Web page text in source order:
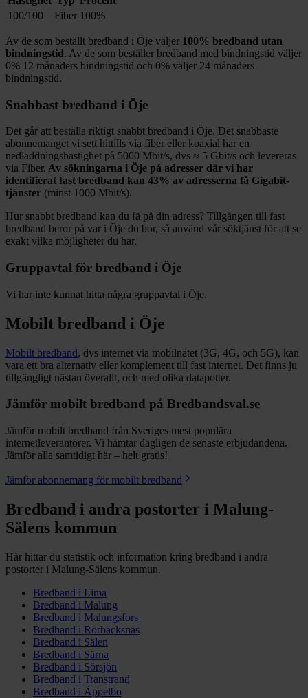
100/100
Fiber 100%
Av de som beställt bredband i Öje väljer 100% bredband utan
bindningstid. Av de som beställer bredband med bindningstid väljer
0% 12 månaders bindningstid och 0% väljer 24 månaders
bindningstid.
Snabbast bredband i Öje
Det går att beställa riktigt snabbt bredband i Öje. Det snabbaste
abonnemanget vi sett hittills via fiber eller koaxial har en
nedladdningshastighet på 5000 Mbit/s, dvs ≈ 5 Gbit/s och levereras
via Fiber. Av sökningarna i Öje på adresser där vi har
identifierat fast bredband kan 43% av adresserna få Gigabit-
tjänster (minst 1000 Mbit/s).
Hur snabbt bredband kan du få på din adress? Tillgången till fast
bredband beror på var i Öje du bor, så använd vår söktjänst för att se
exakt vilka möjligheter du har.
Gruppavtal för bredband i Öje
Vi har inte kunnat hitta några gruppavtal i Öje.
Mobilt bredband i Öje
Mobilt bredband, dvs internet via mobilnätet (3G, 4G, och 5G), kan
vara ett bra alternativ eller komplement till fast internet. Det finns ju
tillgängligt nästan överallt, och med olika datapotter.
Jämför mobilt bredband på Bredbandsval.se
Jämför mobilt bredband från Sveriges mest populära
internetleverantörer. Vi hämtar dagligen de senaste erbjudandena.
Jämför alla samtidigt här – helt gratis!
Jämför abonnemang för mobilt bredband
Bredband i andra postorter i Malung-
Sälens kommun
Här hittar du statistik och information kring bredband i andra
postorter i Malung-Sälens kommun.
Bredband i Lima
Bredband i Malung
Bredband i Malungsfors
Bredband i Rörbäcksnäs
Bredband i Sälen
Bredband i Särna
Bredband i Sörsjön
Bredband i Transtrand
Bredband i Äppelbo